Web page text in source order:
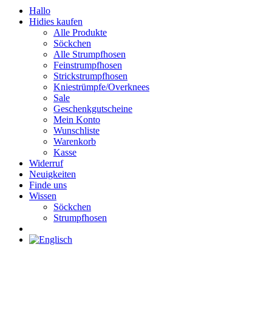
Hallo
Hidies kaufen
Alle Produkte
Söckchen
Alle Strumpfhosen
Feinstrumpfhosen
Strickstrumpfhosen
Kniestrümpfe/Overknees
Sale
Geschenkgutscheine
Mein Konto
Wunschliste
Warenkorb
Kasse
Widerruf
Neuigkeiten
Finde uns
Wissen
Söckchen
Strumpfhosen